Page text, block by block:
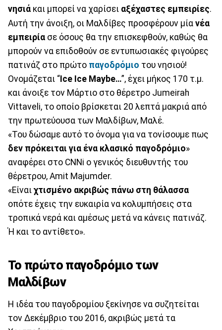
νησιά και μπορεί να χαρίσει αξέχαστες εμπειρίες.
Αυτή την άνοιξη, οι Μαλδίβες προσφέρουν μία νέα
εμπειρία σε όσους θα την επισκεφθούν, καθώς θα
μπορούν να επιδοθούν σε εντυπωσιακές φιγούρες
πατινάζ στο πρώτο παγοδρόμιο του νησιού!
Ονομάζεται “Ice Ice Maybe…”, έχει μήκος 170 τ.μ.
και άνοιξε τον Μάρτιο στο θέρετρο Jumeirah
Vittaveli, το οποίο βρίσκεται 20 λεπτά μακριά από
την πρωτεύουσα των Μαλδίβων, Μαλέ.
«Του δώσαμε αυτό το όνομα για να τονίσουμε πως
δεν πρόκειται για ένα κλασικό παγοδρόμιο»
αναφέρει στο CNNi ο γενικός διευθυντής του
θέρετρου, Amit Majumder.
«Είναι χτισμένο ακριβώς πάνω στη θάλασσα
οπότε έχεις την ευκαιρία να κολυμπήσεις στα
τροπικά νερά και αμέσως μετά να κάνεις πατινάζ.
Ή και το αντίθετο».
Το πρώτο παγοδρόμιο των
Μαλδίβων
Η ιδέα του παγοδρομίου ξεκίνησε να συζητείται
τον Δεκέμβριο του 2016, ακριβώς μετά τα